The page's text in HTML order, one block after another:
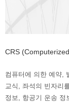
CRS
컴퓨터에 의한 예약,
교식, 좌석의 빈자리
정보, 항공기 운송 정